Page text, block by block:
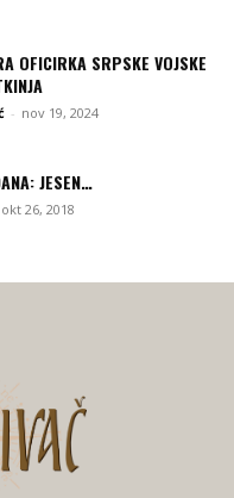
OFICIRKA SRPSKE VOJSKE
- nov 19, 2024
JESEN…
okt 26, 2018